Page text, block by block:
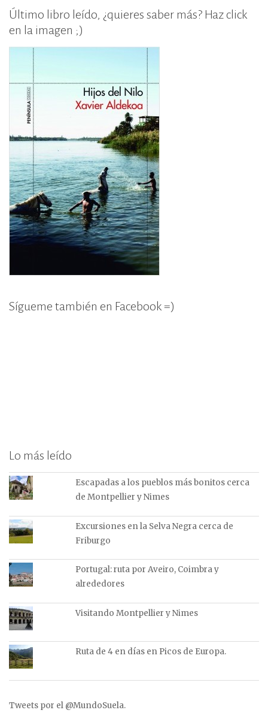
Último libro leído, ¿quieres saber más? Haz click
en la imagen ;)
Sígueme también en Facebook =)
Lo más leído
Escapadas a los pueblos más bonitos cerca
de Montpellier y Nimes
Excursiones en la Selva Negra cerca de
Friburgo
Portugal: ruta por Aveiro, Coimbra y
alrededores
Visitando Montpellier y Nimes
Ruta de 4 en días en Picos de Europa.
Tweets por el @MundoSuela.